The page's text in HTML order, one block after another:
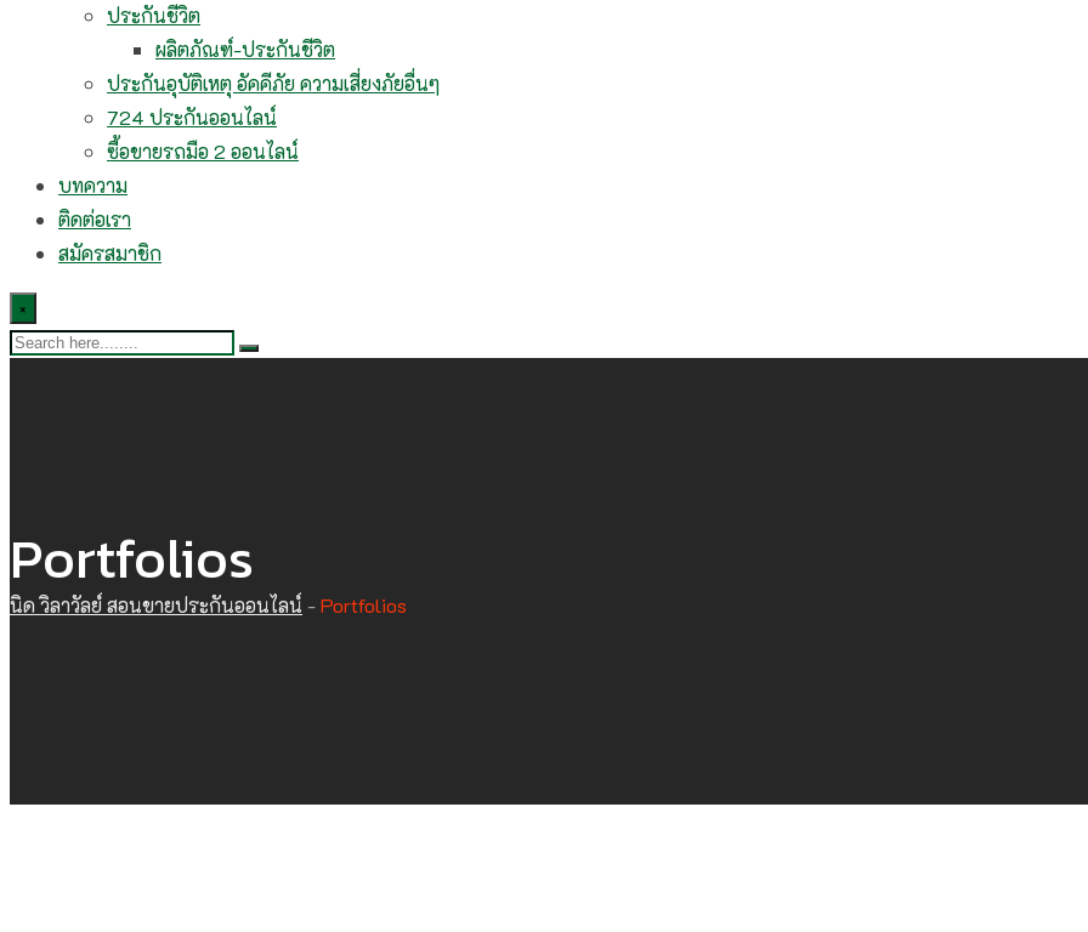
ประกันชีวิต
ผลิตภัณฑ์-ประกันชีวิต
ประกันอุบัติเหตุ อัคคีภัย ความเสี่ยงภัยอื่นๆ
724 ประกันออนไลน์
ซื้อขายรถมือ 2 ออนไลน์
บทความ
ติดต่อเรา
สมัครสมาชิก
×
Portfolios
นิด วิลาวัลย์ สอนขายประกันออนไลน์ -Portfolios